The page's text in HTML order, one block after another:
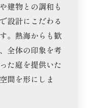
建物との調和も
設計にこだわる
。熱海からも歓
全体の印象を考
た庭を提供いた
間を形にしま